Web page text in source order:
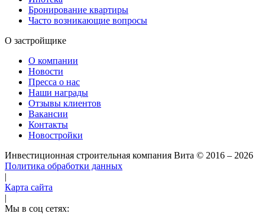
Бронирование квартиры
Часто возникающие вопросы
О застройщике
О компании
Новости
Пресса о нас
Наши награды
Отзывы клиентов
Вакансии
Контакты
Новостройки
Инвестиционная строительная компания Вита © 2016 – 2026
Политика обработки данных
|
Карта сайта
|
Мы в соц сетях: